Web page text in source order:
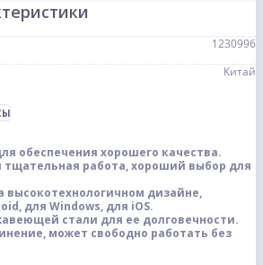
1230996
Китай
обеспечения хорошего качества.
тщательная работа, хороший выбор для
высокотехнологичном дизайне,
для Windows, для iOS.
стали для ее долговечности.
может свободно работать без